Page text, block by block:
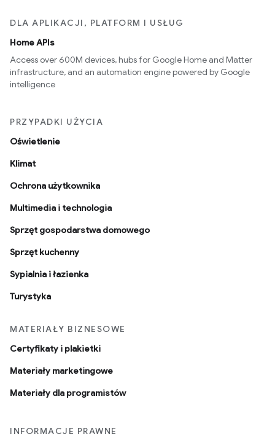
DLA APLIKACJI, PLATFORM I USŁUG
Home APIs
Access over 600M devices, hubs for Google Home and Matter
infrastructure, and an automation engine powered by Google
intelligence
PRZYPADKI UŻYCIA
Oświetlenie
Klimat
Ochrona użytkownika
Multimedia i technologia
Sprzęt gospodarstwa domowego
Sprzęt kuchenny
Sypialnia i łazienka
Turystyka
MATERIAŁY BIZNESOWE
Certyfikaty i plakietki
Materiały marketingowe
Materiały dla programistów
INFORMACJE PRAWNE